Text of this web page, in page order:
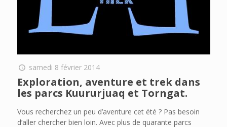
samedi 8 février 2014
Exploration, aventure et trek dans
les parcs Kuururjuaq et Torngat.
Vous recherchez un peu d’aventure cet été ? Pas besoin
d’aller chercher bien loin. Avec plus de quarante parcs